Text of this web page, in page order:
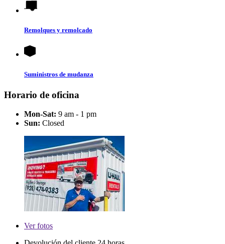
Remolques y remolcado
Suministros de mudanza
Horario de oficina
Mon-Sat: 9 am - 1 pm
Sun: Closed
Verfotos